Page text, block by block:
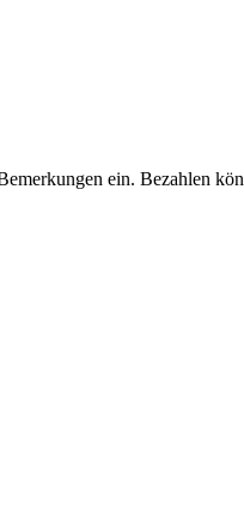
ein. Bezahlen